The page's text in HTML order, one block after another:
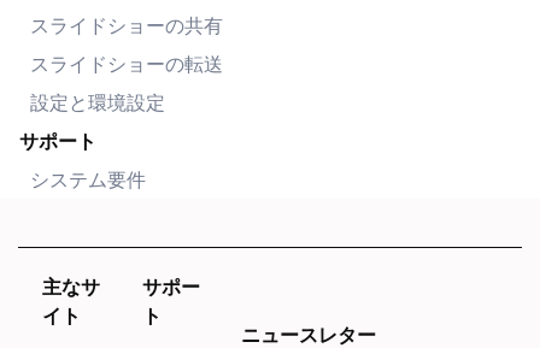
スライドショーの共有
スライドショーの転送
設定と環境設定
サポート
システム要件
主なサ
イト
サポー
ト
ニュースレター